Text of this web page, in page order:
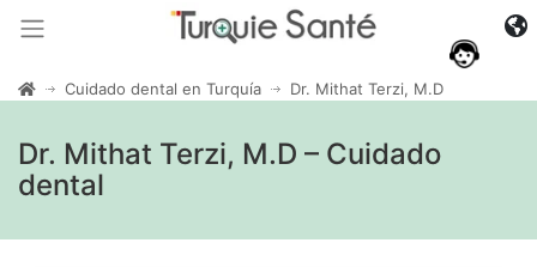
Cuidado dental en Turquía Dr. Mithat Terzi, M.D
Dr. Mithat Terzi, M.D – Cuidado
dental